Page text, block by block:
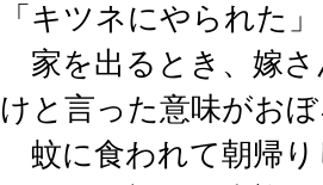
「キツネにやられた」
家を出るとき、嫁さ
けと言った意味がお
蚊に食われて朝帰り